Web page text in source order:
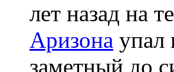
лет назад на
Аризона упал
заметный до